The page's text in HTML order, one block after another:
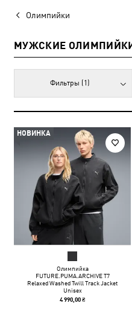
Олимпийки
МУЖСКИЕ
Фильтры (1)
НОВИНКА
Олимпийка
FUTURE.PUMA.ARCHIVE T7
Relaxed Washed Twill Track Jacket
Unisex
4 990,00 ₴